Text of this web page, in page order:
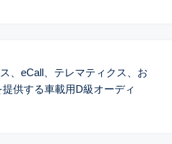
、eCall、テレマティクス、お
供する車載用D級オーディ